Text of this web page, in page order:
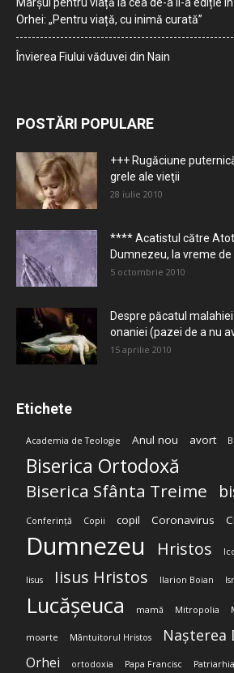
Marșul pentru viață la cea de-a II-a ediție în
Orhei: „Pentru viață, cu inimă curată”
Învierea Fiului văduvei din Nain
POSTĂRI POPULARE
+++ Rugăciune
grele ale vieţii
28 iulie 2010
**** Acatistul către
Dumnezeu, la vreme de
5 octombrie 2010
Despre păcatul
onaniei (pazei de a nu
15 aprilie 2010
Etichete
Academia de Teologie Anul nou avort
Biserica Ortodoxă
Biserica Sfânta Treime
Conferință Copii copil Coronavirus
Dumnezeu Hristos
Iisus Iisus Hristos Ilarion Boian
Lucășeuca mamă Mitropolia
moarte Mântuitorul Hristos Nașterea
Orhei ortodoxia Papa Francisc